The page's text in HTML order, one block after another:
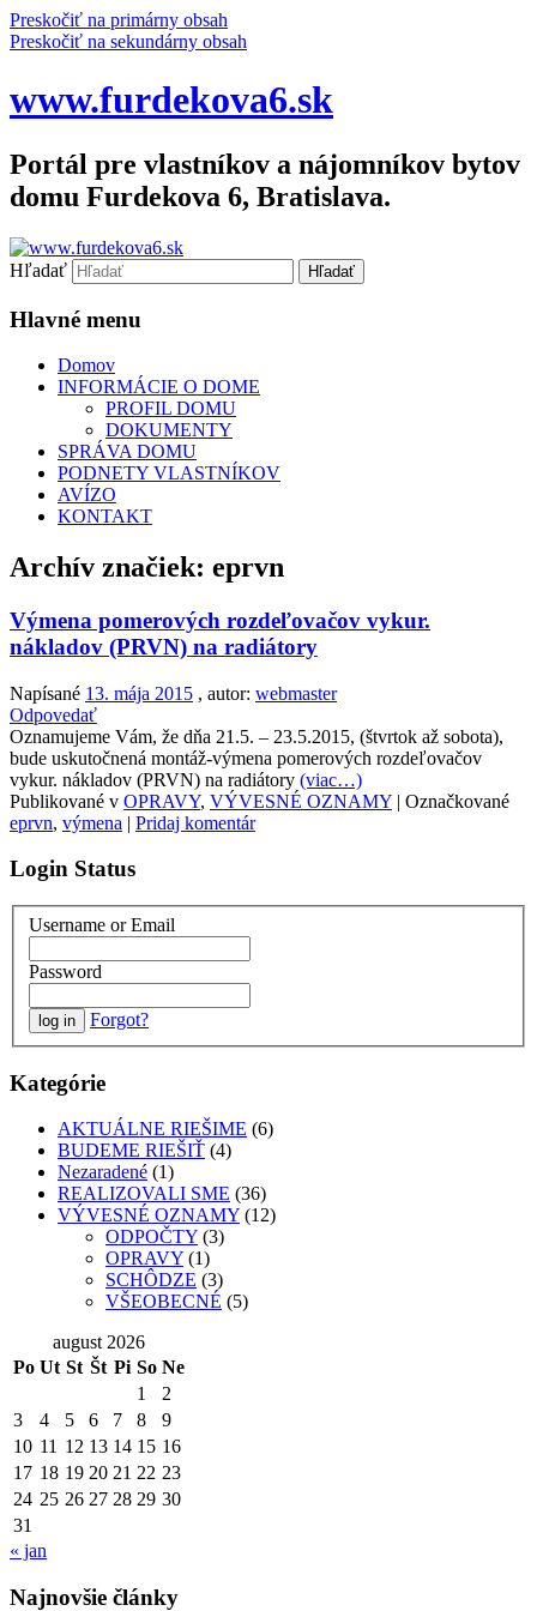
Preskočiť na primárny obsah
Preskočiť na sekundárny obsah
www.furdekova6.sk
Portál pre vlastníkov a nájomníkov bytov
domu Furdekova 6, Bratislava.
Hľadať
Hlavné menu
Domov
INFORMÁCIE O DOME
PROFIL DOMU
DOKUMENTY
SPRÁVA DOMU
PODNETY VLASTNÍKOV
AVÍZO
KONTAKT
Archív značiek: eprvn
Výmena pomerových rozdeľovačov vykur.
nákladov (PRVN) na radiátory
Napísané 13. mája 2015 , autor: webmaster
Odpovedať
Oznamujeme Vám, že dňa 21.5. – 23.5.2015, (štvrtok až sobota),
bude uskutočnená montáž-výmena pomerových rozdeľovačov
vykur. nákladov (PRVN) na radiátory (viac…)
Publikované v OPRAVY, VÝVESNÉ OZNAMY | Označkované
eprvn, výmena | Pridaj komentár
Login Status
Username or Email
Password
Forgot?
Kategórie
AKTUÁLNE RIEŠIME (6)
BUDEME RIEŠIŤ (4)
Nezaradené (1)
REALIZOVALI SME (36)
VÝVESNÉ OZNAMY (12)
ODPOČTY (3)
OPRAVY (1)
SCHÔDZE (3)
VŠEOBECNÉ (5)
august 2026
Po Ut St Št Pi So Ne
1
2
3
4 5 6 7 8
9
10 11 12 13 14 15 16
17 18 19 20 21 22 23
24 25 26 27 28 29 30
31
« jan
Najnovšie články